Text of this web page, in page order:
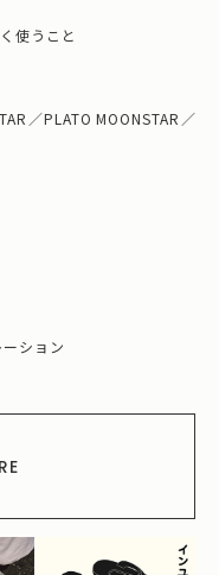
使うこと
／PLATO MOONSTAR ／
ション